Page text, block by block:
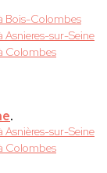
Bois-Colombes
Asnieres-sur-Seine
Colombes
.
Asnières-sur-Seine
Colombes